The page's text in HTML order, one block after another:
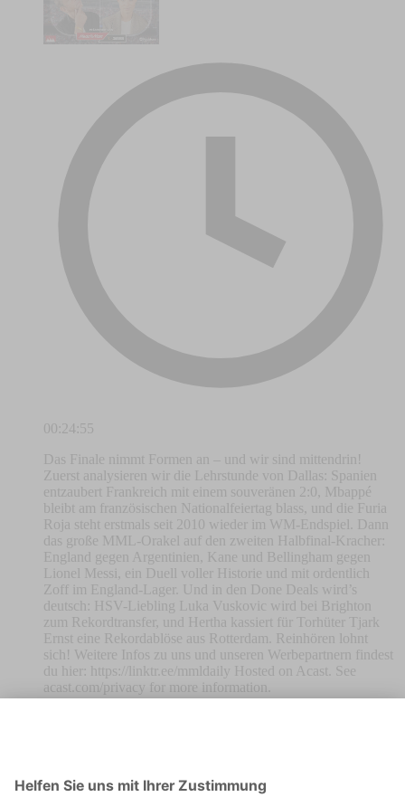
00:24:55
Das Finale nimmt Formen an – und wir sind mittendrin!
Zuerst analysieren wir die Lehrstunde von Dallas: Spanien
entzaubert Frankreich mit einem souveränen 2:0, Mbappé
bleibt am französischen Nationalfeiertag blass, und die Furia
Roja steht erstmals seit 2010 wieder im WM-Endspiel. Dann
das große MML-Orakel auf den zweiten Halbfinal-Kracher:
England gegen Argentinien, Kane und Bellingham gegen
Lionel Messi, ein Duell voller Historie und mit ordentlich
Zoff im England-Lager. Und in den Done Deals wird’s
deutsch: HSV-Liebling Luka Vuskovic wird bei Brighton
zum Rekordtransfer, und Hertha kassiert für Torhüter Tjark
Ernst eine Rekordablöse aus Rotterdam. Reinhören lohnt
sich! Weitere Infos zu uns und unseren Werbepartnern findest
du hier: https://linktr.ee/mmldaily Hosted on Acast. See
acast.com/privacy for more information.